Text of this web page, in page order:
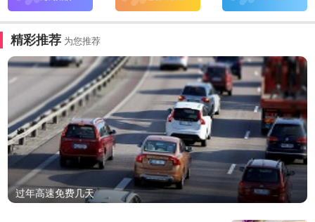
精彩推荐 为您推荐
过年高速免费几天